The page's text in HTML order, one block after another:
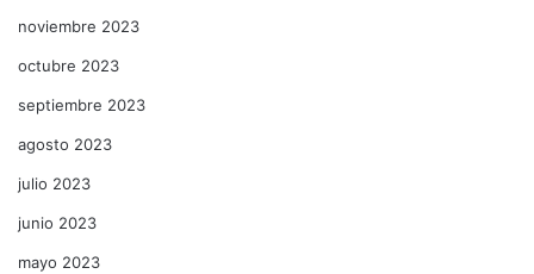
noviembre 2023
octubre 2023
septiembre 2023
agosto 2023
julio 2023
junio 2023
mayo 2023